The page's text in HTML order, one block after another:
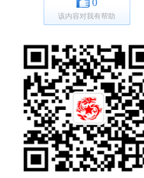
0
该内容对我有帮助